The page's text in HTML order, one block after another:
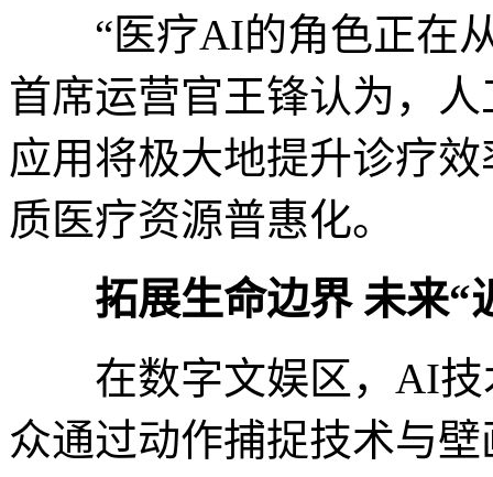
“医疗AI的角色正在从‘
首席运营官王锋认为，
应用将极大地提升诊疗
质医疗资源普惠化。
拓展生命边界 未来“
在数字文娱区，AI技
众通过动作捕捉技术与